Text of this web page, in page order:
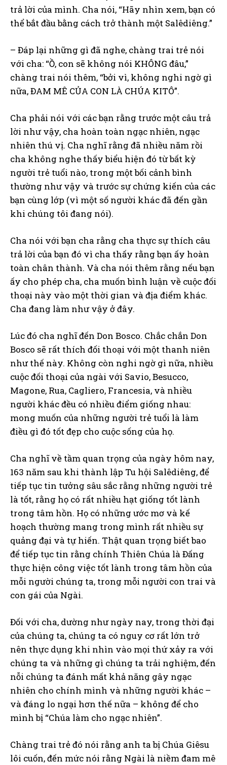
trả lời của mình. Cha nói, “Hãy nhìn xem, bạn có
thể bắt đầu bằng cách trở thành một Salêdiêng.”
– Đáp lại những gì đã nghe, chàng trai trẻ nói
với cha: “Ồ, con sẽ không nói KHÔNG đâu,”
chàng trai nói thêm, “bởi vì, không nghi ngờ gì
nữa, ĐAM MÊ CỦA CON LÀ CHÚA KITÔ”.
Cha phải nói với các bạn rằng trước một câu trả
lời như vậy, cha hoàn toàn ngạc nhiên, ngạc
nhiên thú vị. Cha nghĩ rằng đã nhiều năm rồi
cha không nghe thấy biểu hiện đó từ bất kỳ
người trẻ tuổi nào, trong một bối cảnh bình
thường như vậy và trước sự chứng kiến của các
bạn cùng lớp (vì một số người khác đã đến gần
khi chúng tôi đang nói).
Cha nói với bạn cha rằng cha thực sự thích câu
trả lời của bạn đó vì cha thấy rằng bạn ấy hoàn
toàn chân thành. Và cha nói thêm rằng nếu bạn
ấy cho phép cha, cha muốn bình luận về cuộc đối
thoại này vào một thời gian và địa điểm khác.
Cha đang làm như vậy ở đây.
Lúc đó cha nghĩ đến Don Bosco. Chắc chắn Don
Bosco sẽ rất thích đối thoại với một thanh niên
như thế này. Không còn nghi ngờ gì nữa, nhiều
cuộc đối thoại của ngài với Savio, Besucco,
Magone, Rua, Cagliero, Francesia, và nhiều
người khác đều có nhiều điểm giống nhau:
mong muốn của những người trẻ tuổi là làm
điều gì đó tốt đẹp cho cuộc sống của họ.
Cha nghĩ về tầm quan trọng của ngày hôm nay,
163 năm sau khi thành lập Tu hội Salêdiêng, để
tiếp tục tin tưởng sâu sắc rằng những người trẻ
là tốt, rằng họ có rất nhiều hạt giống tốt lành
trong tâm hồn. Họ có những ước mơ và kế
hoạch thường mang trong mình rất nhiều sự
quảng đại và tự hiến. Thật quan trọng biết bao
để tiếp tục tin rằng chính Thiên Chúa là Đấng
thực hiện công việc tốt lành trong tâm hồn của
mỗi người chúng ta, trong mỗi người con trai và
con gái của Ngài.
Đối với cha, dường như ngày nay, trong thời đại
của chúng ta, chúng ta có nguy cơ rất lớn trở
nên thực dụng khi nhìn vào mọi thứ xảy ra với
chúng ta và những gì chúng ta trải nghiệm, đến
nỗi chúng ta đánh mất khả năng gây ngạc
nhiên cho chính mình và những người khác –
và đáng lo ngại hơn thế nữa – không để cho
mình bị “Chúa làm cho ngạc nhiên”.
Chàng trai trẻ đó nói rằng anh ta bị Chúa Giêsu
lôi cuốn, đến mức nói rằng Ngài là niềm đam mê